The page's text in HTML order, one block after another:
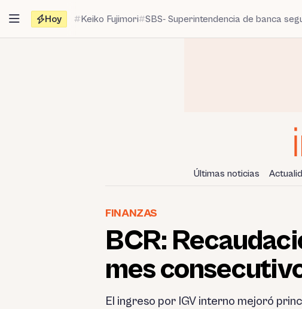
contenido
Hoy Keiko Fujimori SBS- Superintendencia de banca
Últimas noticias
FINANZAS
BCR:
mes
El ingreso por IGV interno mejoró